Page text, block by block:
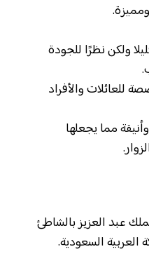
ولكن نظرًا للجودة
للعائلات والأفراد
مما يجعلها
عبد العزيز بالشاطئ